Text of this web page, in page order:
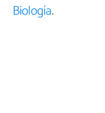
Biología.